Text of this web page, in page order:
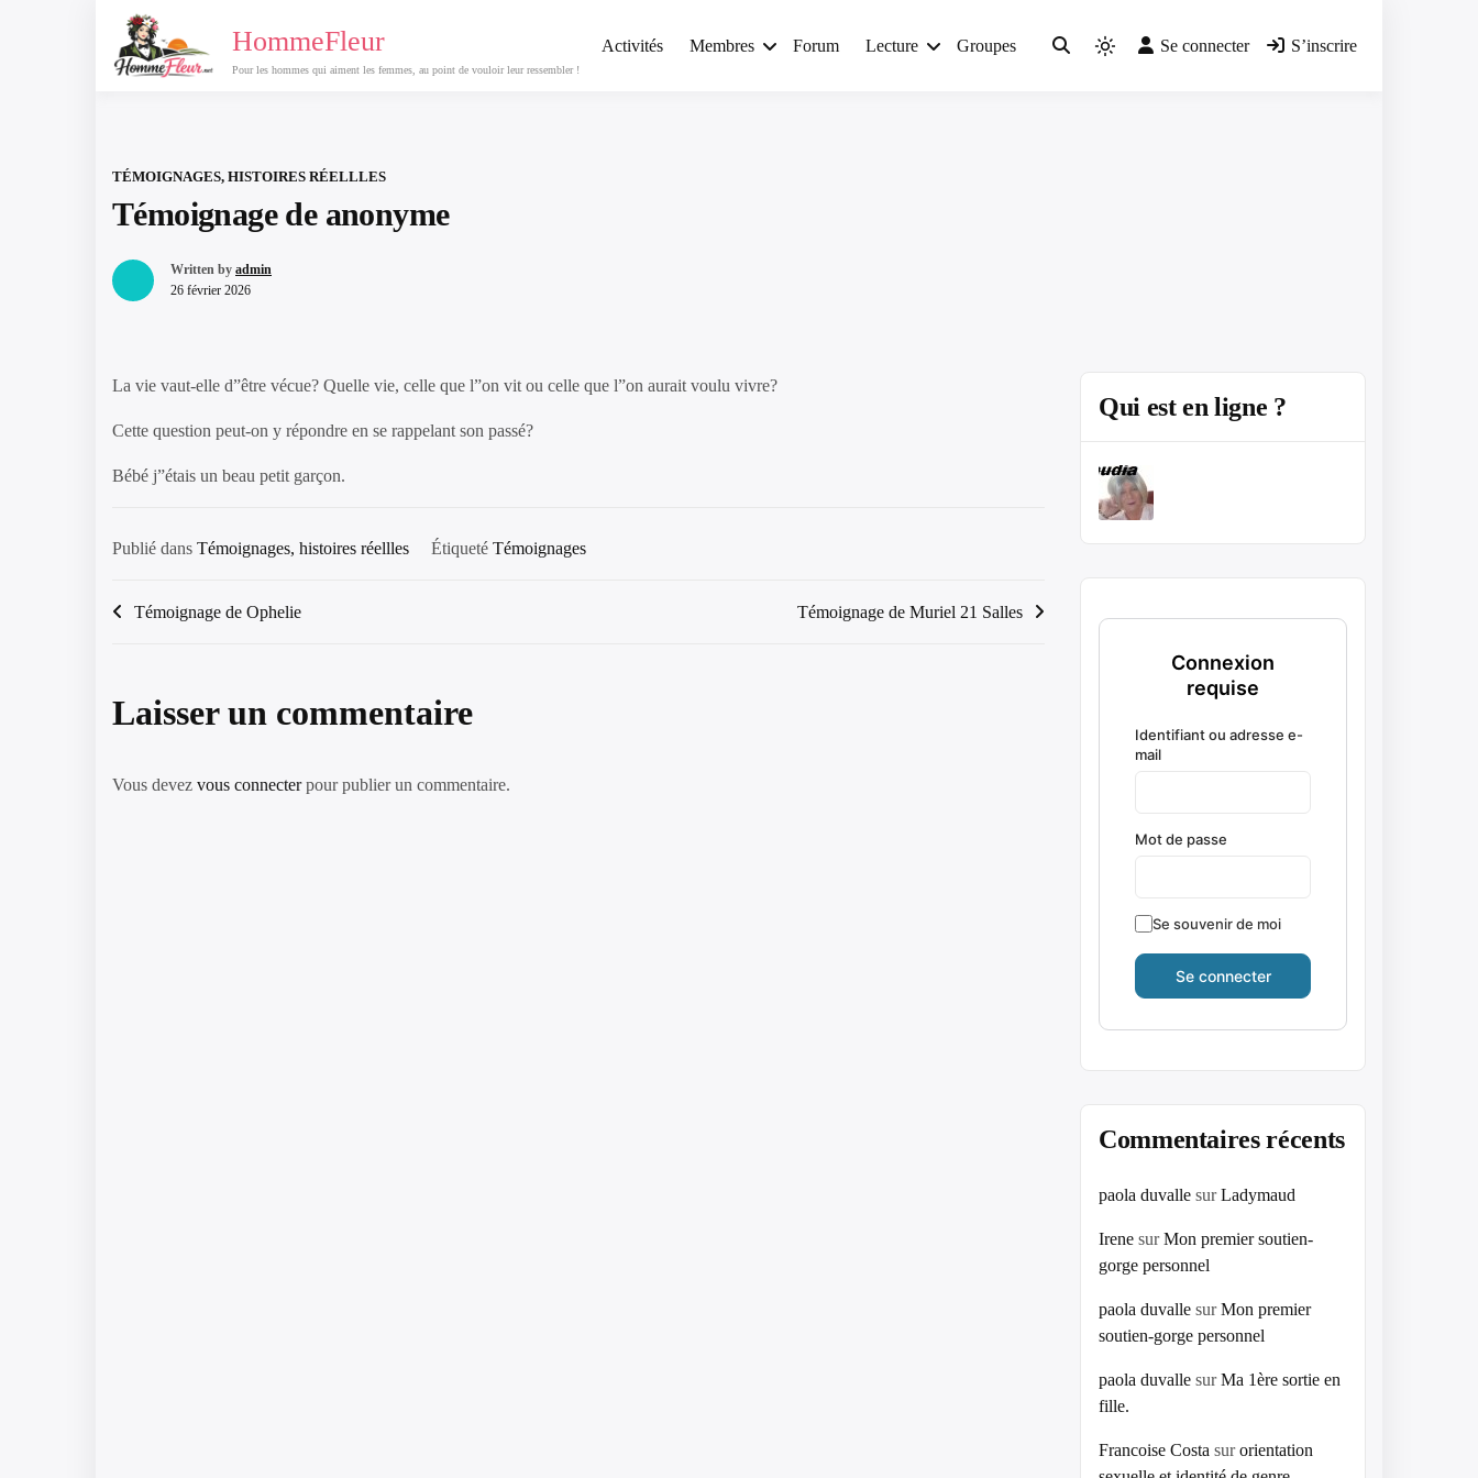
Passer
contenu
HommeFleur
Pour les hommes qui aiment les femmes, au point de vouloir leur ressembler !
Activités Membres Forum Lecture Groupes
Light
Se connecter S’inscrire
TÉMOIGNAGES, HISTOIRES RÉELLLES
Témoignage de anonyme
Written by admin
26 février 2026
La vie vaut-elle d”être vécue? Quelle vie, celle que l”on vit ou celle que l”on aurait voulu vivre?
Cette question peut-on y répondre en se rappelant son passé?
Bébé j”étais un beau petit garçon.
Publié dans Témoignages, histoires réellles Étiqueté Témoignages
Navigation
Témoignage de Ophelie Témoignage de Muriel 21 Salles
Laisser un commentaire
Vous devez vous connecterpour publier un commentaire.
Qui est en ligne ?
Connexion
requise
Identifiant ou adresse e-
mail
Mot de passe
Se souvenir de moi
Commentaires récents
paola duvalle surLadymaud
Irene surMon premier soutien-
gorge personnel
paola duvalle surMon premier
soutien-gorge personnel
paola duvalle surMa 1ère sortie en
fille.
Francoise Costa surorientation